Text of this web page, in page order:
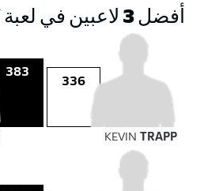
أفضل 3 لاعبين في لعبة FANTASY
336
383
KEVIN TRAPP